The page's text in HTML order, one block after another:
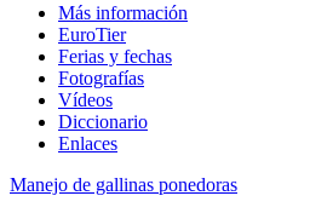
Más información
EuroTier
Ferias y fechas
Fotografías
Vídeos
Diccionario
Enlaces
Manejo de gallinas ponedoras